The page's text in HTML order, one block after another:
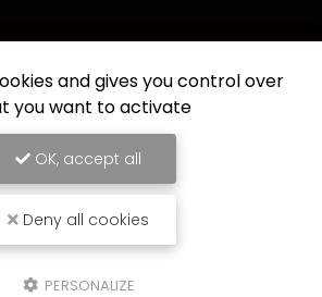
and gives you control over
you want to activate
OK, accept all
Deny all cookies
PERSONALIZE